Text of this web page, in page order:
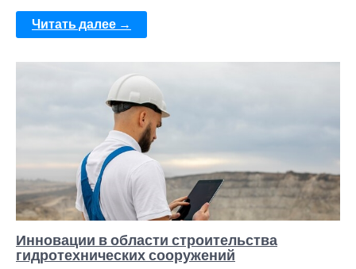
Читать далее →
Инновации в области строительства
гидротехнических сооружений